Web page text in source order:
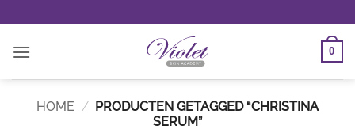
naar
inhoud
0
HOME / PRODUCTEN GETAGGED “CHRISTINA
SERUM”